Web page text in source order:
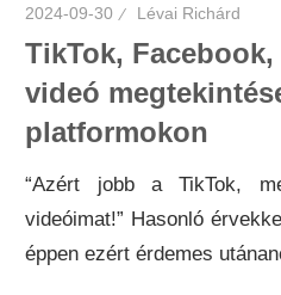
2024-09-30 Lévai Richárd
TikTok, Facebook,
videó
platformokon
“Azért jobb a TikTok,
videóimat!” Hasonló
éppen ezért érdemes